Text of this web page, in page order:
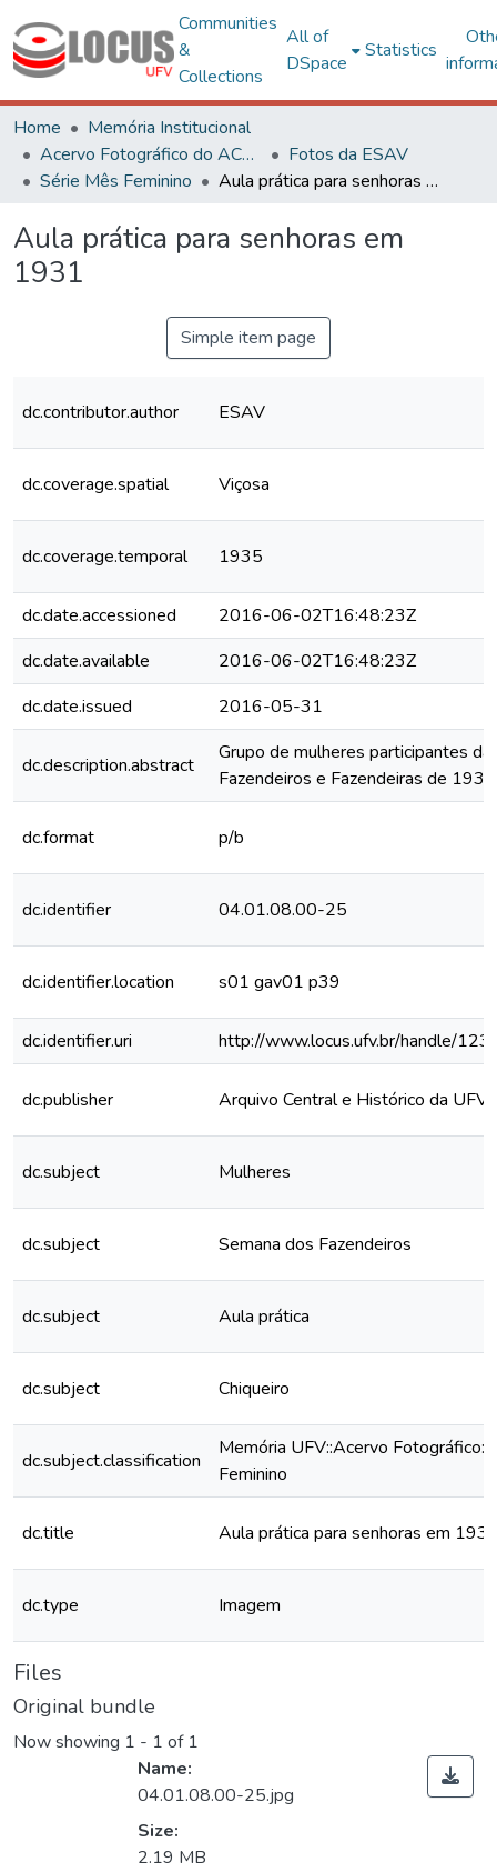
Communities
&
Collections
All of
DSpace
Statistics
Home
Memória Institucional
Acervo Fotográfico do ACH-UFV
Fotos da ESAV
Série Mês Feminino
Aula prática para senhoras em 1931
Aula prática para senhoras em
1931
Simple item page
dc.contributor.author ESAV
dc.coverage.spatial Viçosa
dc.coverage.temporal 1935
dc.date.accessioned
2016-06-02T16:48:23Z
dc.date.available
2016-06-02T16:48:23Z
dc.date.issued
2016-05-31
dc.description.abstract
Grupo de mulheres participantes da
Fazendeiros e Fazendeiras de
dc.format p/b
dc.identifier 04.01.08.00-25
dc.identifier.location s01 gav01 p39
dc.identifier.uri http://www.locus.ufv.br/handle/
dc.publisher Arquivo Central e Histórico da UFV
dc.subject Mulheres
dc.subject Semana dos Fazendeiros
dc.subject Aula prática
dc.subject Chiqueiro
dc.subject.classification
Memória UFV::Acervo
Feminino
dc.title Aula prática para senhoras em
dc.type Imagem
Files
Original bundle
Now showing 1 - 1 of 1
Name:
04.01.08.00-25.jpg
Size:
2.19 MB